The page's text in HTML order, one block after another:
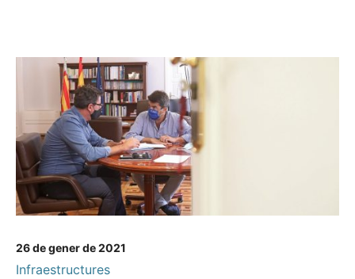
26 de gener de 2021
Infraestructures